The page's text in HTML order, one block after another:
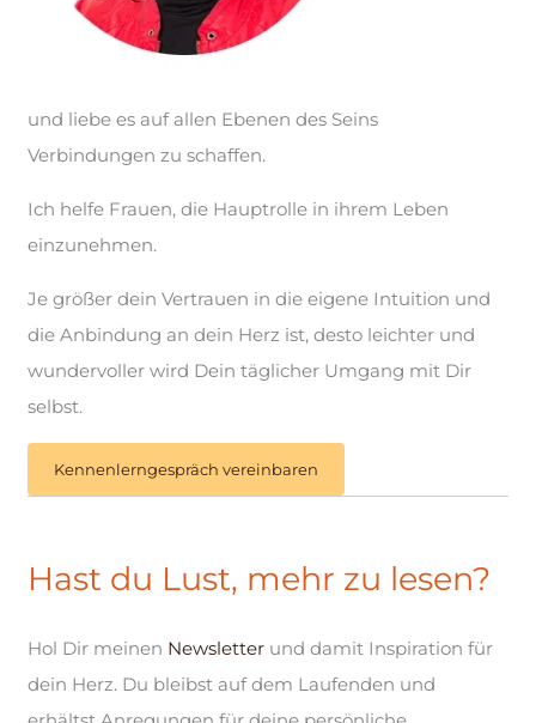
und liebe es auf allen Ebenen des Seins
Verbindungen zu schaffen.
Ich helfe Frauen, die Hauptrolle in ihrem Leben
einzunehmen.
Je größer dein Vertrauen in die eigene Intuition und
die Anbindung an dein Herz ist, desto leichter und
wundervoller wird Dein täglicher Umgang mit Dir
selbst.
Kennenlerngespräch vereinbaren
Hast du Lust, mehr zu lesen?
Hol Dir meinen Newsletter und damit Inspiration für
dein Herz. Du bleibst auf dem Laufenden und